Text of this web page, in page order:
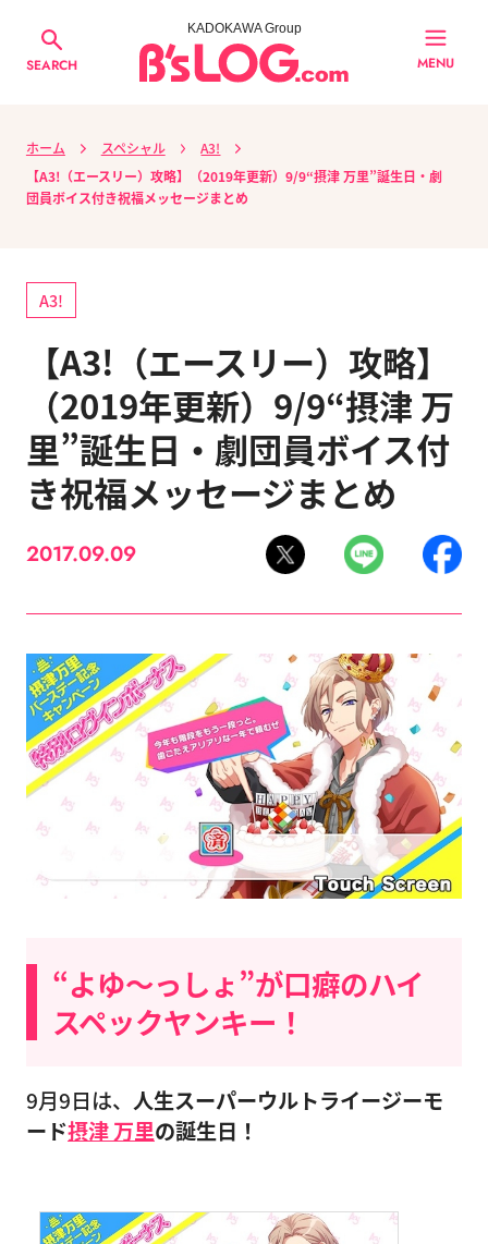
SEARCH
KADOKAWA Group
MENU
ホーム スペシャル
A3!
【A3!（エースリー）攻略】（2019年更新）9/9“摂津 万里”誕生日・劇
団員ボイス付き祝福メッセージまとめ
A3!
【A3!（エースリー）攻略】
（2019年更新）9/9“摂津 万
里”誕生日・劇団員ボイス付
き祝福メッセージまとめ
2017.09.09
“よゆ〜っしょ”が口癖のハイ
スペックヤンキー！
9月9日は、 人生スーパーウルトライージーモ
ード摂津 万里の誕生日！